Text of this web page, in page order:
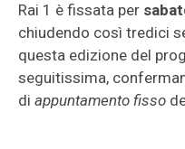
Rai 1 è fissata per
chiudendo così tredici
questa edizione del
seguitissima,
di appuntamento fisso